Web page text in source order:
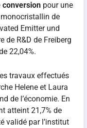
conversionpour une
de
Emitter und
de R&D de Freiberg
22,04%.
travaux effectués
Helene et Laura
de l’économie. En
atteint 21,7% de
validé par l’institut